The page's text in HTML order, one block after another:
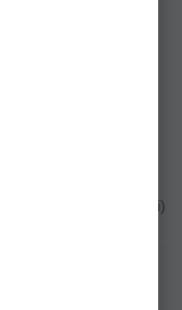
1 - 1 din 1 (1 pagini)
pe malul apei.